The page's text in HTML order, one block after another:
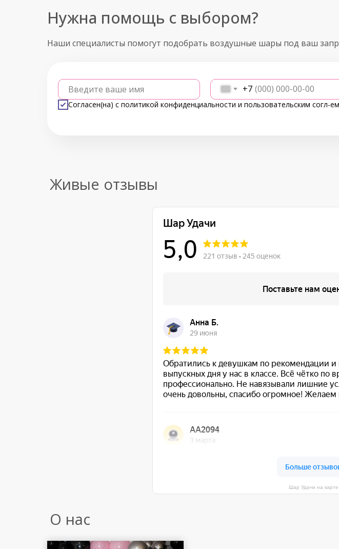
Наши специалисты помогут подобрать воздушные шары под ваш
Введите ваше имя +7
Согласен(на) с политикой конфиденциальности и пользовательским согл-ем
Нужна помощь с выбором?
Живые отзывы
Шар Удачи на
О нас